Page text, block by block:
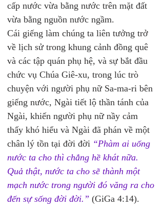
cấp nước vừa bằng nước trên mặt đất
vừa bằng nguồn nước ngầm.
Cái giếng làm chúng ta liên tưởng trở
về lịch sử trong khung cảnh đồng quê
và các tập quán phụ hệ, và sự bắt đầu
chức vụ Chúa Giê-xu, trong lúc trò
chuyện với người phụ nữ Sa-ma-ri bên
giếng nước, Ngài tiết lộ thần tánh của
Ngài, khiến người phụ nữ nầy cảm
thấy khó hiểu và Ngài đã phán về một
chân lý tồn tại đời đời “Phàm ai uống
nước ta cho thì chẳng hề khát nữa.
Quả thật, nước ta cho sẽ thành một
mạch nước trong người đó văng ra cho
đến sự sống đời đời.” (GiGa 4:14).